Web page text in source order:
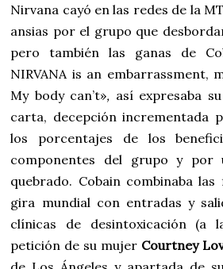
Nirvana cayó en las redes de la
ansias por el grupo que
pero también las ganas de
NIRVANA is an embarrassment,
My body can’t», así expresaba
carta, decepción incrementada
los porcentajes de los
componentes del grupo y por
quebrado. Cobain combinaba
gira mundial con entradas y
clínicas de desintoxicación (a
petición de su mujer Courtney